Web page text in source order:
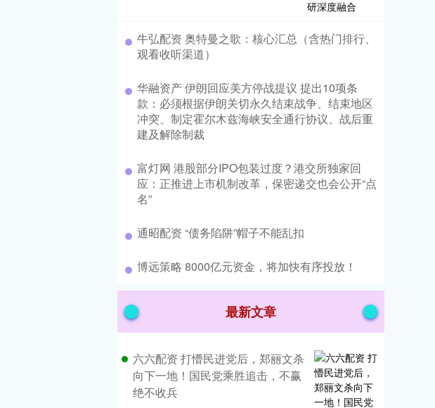
​牛弘配资 奥特曼之歌：核心汇总（含热门排行、
观看收听渠道）
​华融资产 伊朗回应美方停战提议 提出10项条
款：必须根据伊朗关切永久结束战争、结束地区
冲突、制定霍尔木兹海峡安全通行协议、战后重
建及解除制裁
​富灯网 港股部分IPO包装过度？港交所独家回
应：正推进上市机制改革，保密递交也会公开“点
名”
​通昭配资 “债务陷阱”帽子不能乱扣
​博远策略 8000亿元资金，将加快有序投放！
最新文章
六六配资 打懵民进党后，郑丽文杀
向下一地！国民党乘胜追击，不赢
绝不收兵